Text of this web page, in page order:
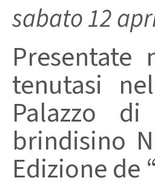
sabato 12
tenutasi
Palazzo
brindisino
Edizione de